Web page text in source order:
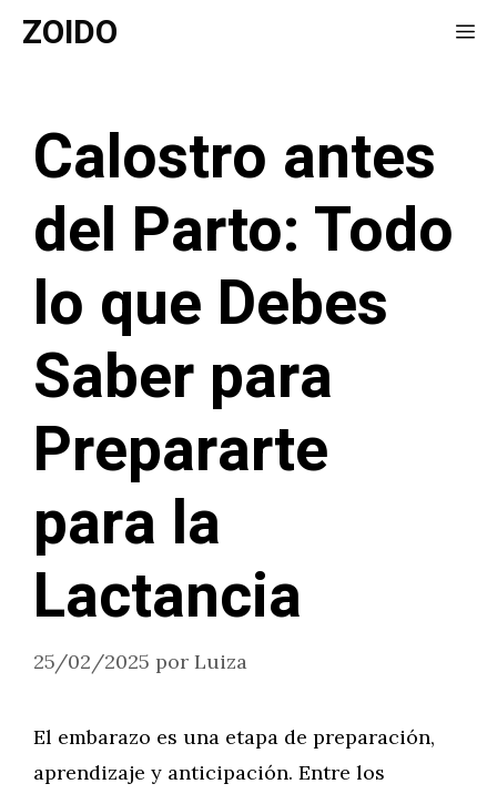
Saltar
ZOIDO
Calostro antes
del Parto: Todo
lo que Debes
Saber para
Prepararte
para la
Lactancia
25/02/2025 por Luiza
El embarazo es una etapa de preparación,
aprendizaje y anticipación. Entre los